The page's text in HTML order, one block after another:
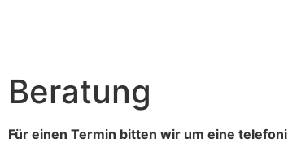
Beratung
Für einen Termin bitten wir um eine